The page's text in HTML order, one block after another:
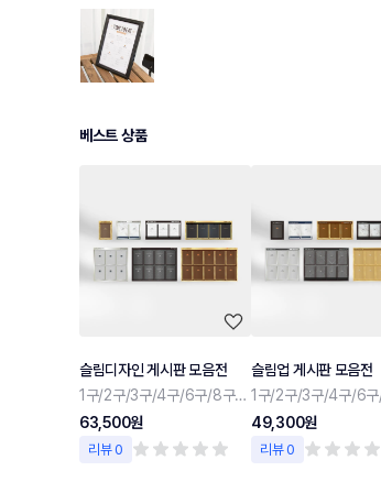
베스트 상품
슬림디자인 게시판 모음전
1구/2구/3구/4구/6구/8구/10구
63,500원
리뷰 0
슬림업 게시판 모음전
49,300원
리뷰 0